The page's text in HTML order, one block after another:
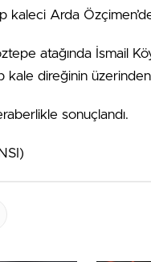
kaleci Arda
atağında İsmail
kale direğinin üzerinden
sonuçlandı.